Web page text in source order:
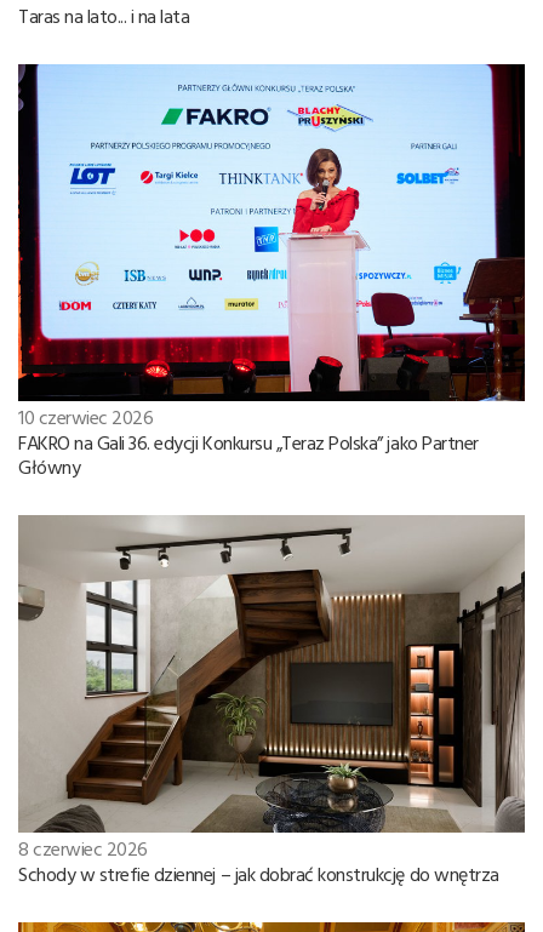
Taras na lato... i na lata
10 czerwiec 2026
FAKRO na Gali 36. edycji Konkursu „Teraz Polska” jako Partner
Główny
8 czerwiec 2026
Schody w strefie dziennej – jak dobrać konstrukcję do wnętrza